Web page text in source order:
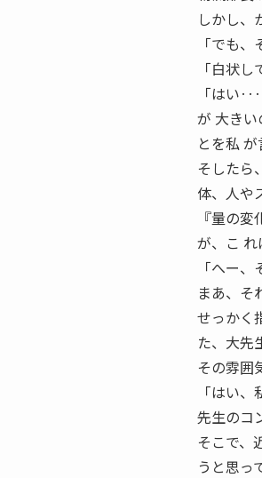
しかし、
「でも
「白状
「はい
が 大き
とを私 が
そしたら
体、人や
『量の
が、こ
「へー
まあ、そ
せっかく
た、大先
その雰囲
「はい、
先生のコ
そこで、
うと思っ